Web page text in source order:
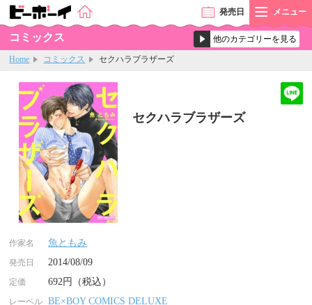
発売日 メニュー
コミックス
Home コミックス セクハラブラザーズ
セクハラブラザーズ
作家名 魚ともみ
発売日 2014/08/09
定価 692円（税込）
レーベル BE×BOY COMICS DELUXE